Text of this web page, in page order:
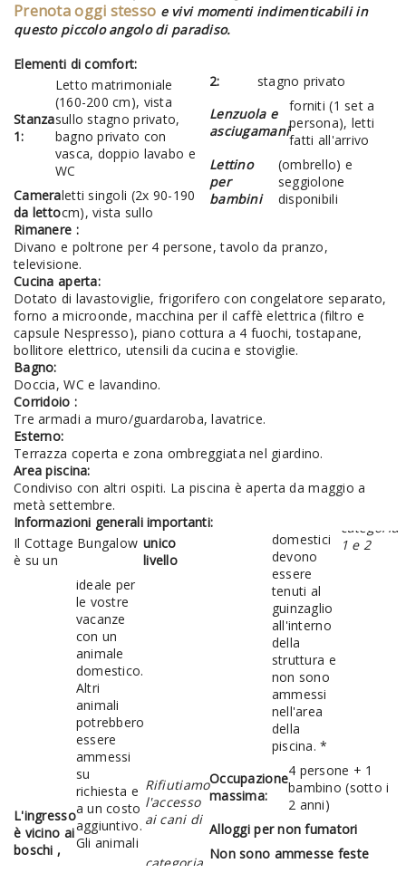
Prenota oggi stesso e vivi momenti indimenticabili in
questo piccolo angolo di paradiso.
Elementi di comfort:
Stanza
1:
Letto matrimoniale
(160-200 cm), vista
sullo stagno privato,
bagno privato con
vasca, doppio lavabo e
WC
Camera
da letto
2:
letti singoli (2x 90-190
cm), vista sullo
stagno privato
Lenzuola e
asciugamani
forniti (1 set a
persona), letti
fatti all'arrivo
Lettino
per
bambini
(ombrello) e
seggiolone
disponibili
Rimanere :
Divano e poltrone per 4 persone, tavolo da pranzo,
televisione.
Cucina aperta:
Dotato di lavastoviglie, frigorifero con congelatore separato,
forno a microonde, macchina per il caffè elettrica (filtro e
capsule Nespresso), piano cottura a 4 fuochi, tostapane,
bollitore elettrico, utensili da cucina e stoviglie.
Bagno:
Doccia, WC e lavandino.
Corridoio :
Tre armadi a muro/guardaroba, lavatrice.
Esterno:
Terrazza coperta e zona ombreggiata nel giardino.
Area piscina:
Condiviso con altri ospiti. La piscina è aperta da maggio a
metà settembre.
Informazioni generali importanti:
Il Cottage Bungalow
è su un
unico
livello
L'ingresso
è vicino ai
boschi ,
ideale per
le vostre
vacanze
con un
animale
domestico.
Altri
animali
potrebbero
essere
ammessi
su
richiesta e
a un costo
aggiuntivo.
Gli animali
domestici
devono
essere
tenuti al
guinzaglio
all'interno
della
struttura e
non sono
ammessi
nell'area
della
piscina. *
Rifiutiamo
l'accesso
ai cani di
categoria
1 e 2
Occupazione
massima:
4 persone + 1
bambino (sotto i
2 anni)
Alloggi per non fumatori
Non sono ammesse feste